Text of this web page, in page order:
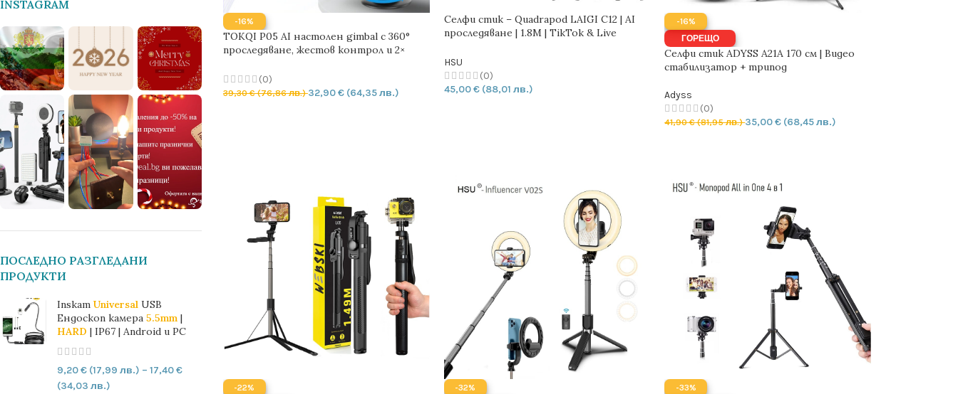
INSTAGRAM
ПОСЛЕДНО РАЗГЛЕДАНИ
ПРОДУКТИ
Inskam Universal USB
Ендоскоп камера 5.5mm |
HARD | IP67 | Android и PC
9,20€ (17,99 лв.) – 17,40€
(34,03 лв.)
-16%
TOKQI P05 AI настолен gimbal с 360°
проследяване, жестов контрол и 2×
(0)
39,30€(76,86 лв.)32,90€(64,35 лв.)
Селфи стик – Quadrapod LAIGI C12 | AI
проследяване | 1.8M | TikTok & Live
HSU
(0)
45,00€(88,01 лв.)
-16%
ГОРЕЩО
Селфи стик ADYSS A21A 170 см | Видео
стабилизатор + трипод
Adyss
(0)
41,90€(81,95 лв.)35,00€ (68,45 лв.)
-22%
-32%
-33%